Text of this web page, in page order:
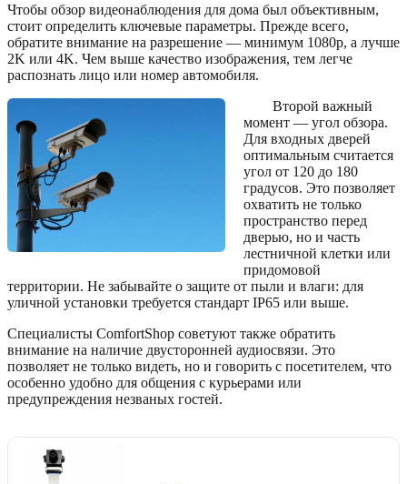
Чтобы обзор видеонаблюдения для дома был объективным,
стоит определить ключевые параметры. Прежде всего,
обратите внимание на разрешение — минимум 1080p, а лучше
2K или 4K. Чем выше качество изображения, тем легче
распознать лицо или номер автомобиля.
Второй важный
момент — угол обзора.
Для входных дверей
оптимальным считается
угол от 120 до 180
градусов. Это позволяет
охватить не только
пространство перед
дверью, но и часть
лестничной клетки или
придомовой
территории. Не забывайте о защите от пыли и влаги: для
уличной установки требуется стандарт IP65 или выше.
Специалисты ComfortShop советуют также обратить
внимание на наличие двусторонней аудиосвязи. Это
позволяет не только видеть, но и говорить с посетителем, что
особенно удобно для общения с курьерами или
предупреждения незваных гостей.